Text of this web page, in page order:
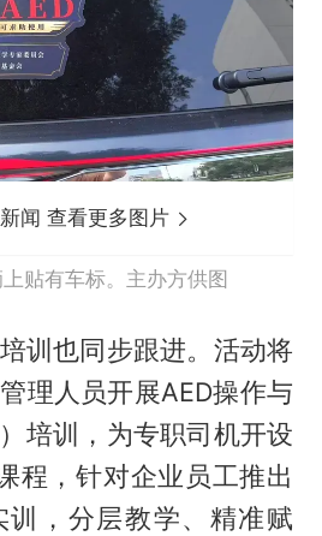
闻 查看更多图片
贴有车标。主办方供图
训也同步跟进。活动将
理人员开展AED操作与
培训，为专职司机开设
程，针对企业员工推出
，分层教学、精准赋